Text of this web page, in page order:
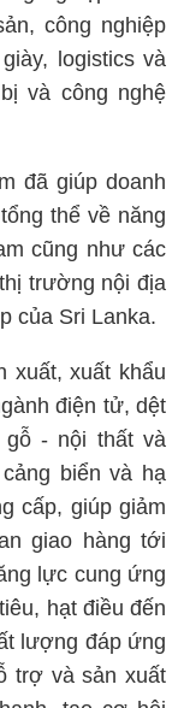
công nghiệp
logistics và
và công nghệ
đã giúp doanh
thể về năng
cũng như các
trường nội địa
của Sri Lanka.
xuất, xuất khẩu
điện tử, dệt
gỗ - nội thất và
biển và hạ
cấp, giúp giảm
giao hàng tới
lực cung ứng
hạt điều đến
lượng đáp ứng
trợ và sản xuất